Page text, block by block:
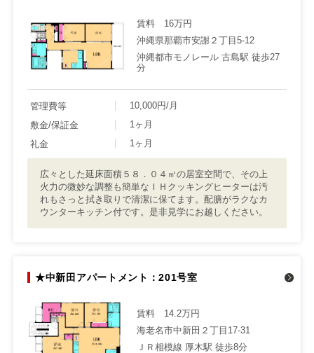
賃料
16万円
沖縄県那覇市安謝２丁目5-12
沖縄都市モノレール 古島駅 徒歩27
分
管理費等
10,000円/月
敷金/保証金
1ヶ月
礼金
1ヶ月
広々とした延床面積５８．０４㎡の居室空間で、その上
火力の微妙な調整も簡単なＩＨクッキングヒーターは汚
れもさっと拭き取りで清潔に保てます。配膳がラクなカ
ウンターキッチン付です。是非見学にお越しください。
★中新田アパートメント：201号室
賃料
14.2万円
海老名市中新田２丁目17-31
ＪＲ相模線 厚木駅 徒歩8分